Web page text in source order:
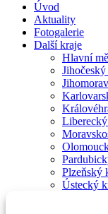
Úvod
Aktuality
Fotogalerie
Další kraje
Hlavní
Plzeňský
Ústecký